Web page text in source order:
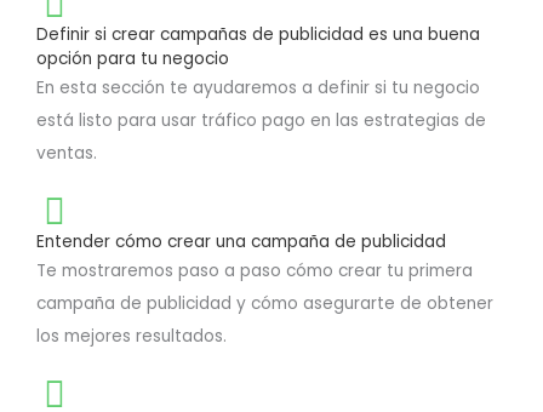
Definir si crear campañas de publicidad es una buena
opción para tu negocio
En esta sección te ayudaremos a definir si tu negocio
está listo para usar tráfico pago en las estrategias de
ventas.
Entender cómo crear una campaña de publicidad
Te mostraremos paso a paso cómo crear tu primera
campaña de publicidad y cómo asegurarte de obtener
los mejores resultados.